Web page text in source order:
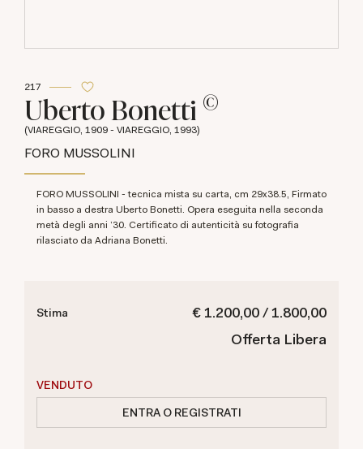
217
Uberto Bonetti ©
(VIAREGGIO, 1909 - VIAREGGIO, 1993)
FORO MUSSOLINI
FORO MUSSOLINI - tecnica mista su carta, cm 29x38.5, Firmato
in basso a destra Uberto Bonetti. Opera eseguita nella seconda
metà degli anni '30. Certificato di autenticità su fotografia
rilasciato da Adriana Bonetti.
€ 1.200,00 / 1.800,00
Stima
Offerta Libera
VENDUTO
ENTRA O REGISTRATI